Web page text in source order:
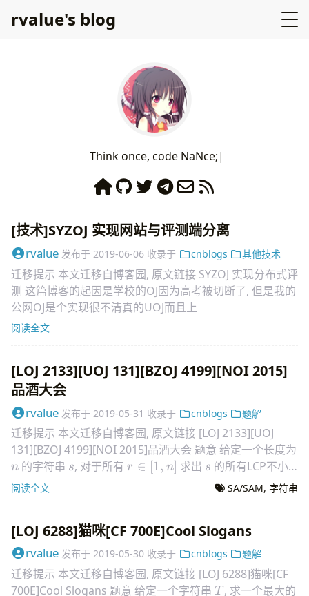
rvalue's blog
Τhіnkοncе, сοdе ΝаΝcе;
[技术]SYZOJ 实现网站与评测端分离
rvalue 发布于 2019-06-06 收录于 cnblogs 其他技术
迁移提示 本文迁移自博客园, 原文链接 SYZOJ 实现分布式评
测 这篇博客的起因是学校的OJ因为高考被切断了, 但是我的
公网OJ是个实现很不清真的UOJ而且上
阅读全文
[LOJ 2133][UOJ 131][BZOJ 4199][NOI 2015]
品酒大会
rvalue 发布于 2019-05-31 收录于 cnblogs 题解
迁移提示 本文迁移自博客园, 原文链接 [LOJ 2133][UOJ
131][BZOJ 4199][NOI 2015]品酒大会 题意 给定一个长度为
n
n 的字符串 s
s, 对于所有 r\in[1,n]
r ∈ [1, n] 求出 s
s 的所有LCP不小
于r
r的后缀对的个数
阅读全文 SA/SAM, 字符串
[LOJ 6288]猫咪[CF 700E]Cool Slogans
rvalue 发布于 2019-05-30 收录于 cnblogs 题解
迁移提示 本文迁移自博客园, 原文链接 [LOJ 6288]猫咪[CF
700E]Cool Slogans 题意 给定一个字符串 T
T , 求一个最大的